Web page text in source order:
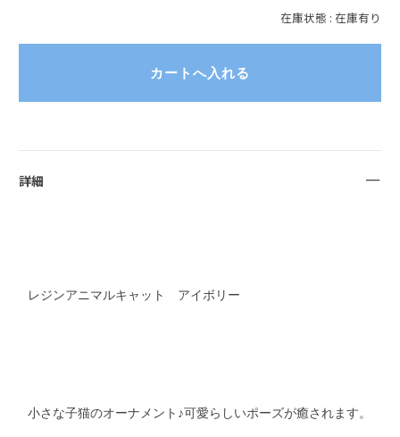
在庫状態 : 在庫有り
詳細
レジンアニマルキャット アイボリー
小さな子猫のオーナメント♪可愛らしいポーズが癒されます。